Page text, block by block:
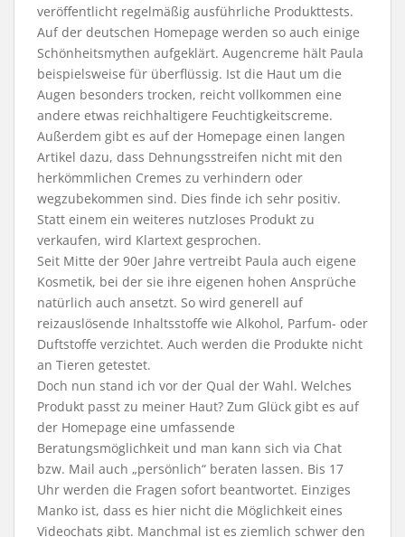
veröffentlicht regelmäßig ausführliche Produkttests.
Auf der deutschen Homepage werden so auch einige
Schönheitsmythen aufgeklärt. Augencreme hält Paula
beispielsweise für überflüssig. Ist die Haut um die
Augen besonders trocken, reicht vollkommen eine
andere etwas reichhaltigere Feuchtigkeitscreme.
Außerdem gibt es auf der Homepage einen langen
Artikel dazu, dass Dehnungsstreifen nicht mit den
herkömmlichen Cremes zu verhindern oder
wegzubekommen sind. Dies finde ich sehr positiv.
Statt einem ein weiteres nutzloses Produkt zu
verkaufen, wird Klartext gesprochen.
Seit Mitte der 90er Jahre vertreibt Paula auch eigene
Kosmetik, bei der sie ihre eigenen hohen Ansprüche
natürlich auch ansetzt. So wird generell auf
reizauslösende Inhaltsstoffe wie Alkohol, Parfum- oder
Duftstoffe verzichtet. Auch werden die Produkte nicht
an Tieren getestet.
Doch nun stand ich vor der Qual der Wahl. Welches
Produkt passt zu meiner Haut? Zum Glück gibt es auf
der Homepage eine umfassende
Beratungsmöglichkeit und man kann sich via Chat
bzw. Mail auch „persönlich“ beraten lassen. Bis 17
Uhr werden die Fragen sofort beantwortet. Einziges
Manko ist, dass es hier nicht die Möglichkeit eines
Videochats gibt. Manchmal ist es ziemlich schwer den